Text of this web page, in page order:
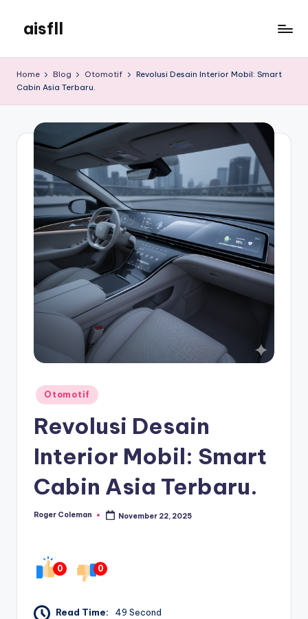
content
aisfll
Home Blog Otomotif
Revolusi Desain Interior Mobil: Smart
Cabin Asia Terbaru.
Posted
in
Otomotif
Revolusi Desain
Interior Mobil: Smart
Cabin Asia Terbaru.
Posted
Roger Coleman November 22, 2025
0 0
Read Time: 49 Second